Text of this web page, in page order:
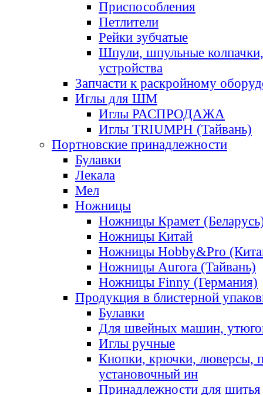
Приспособления
Петлители
Рейки зубчатые
Шпули, шпульные
устройства
Запчасти к раскройному
Иглы для ШМ
Иглы РАСПРОДАЖА
Иглы TRIUMPH (Тайвань)
Портновские принадлежности
Булавки
Лекала
Мел
Ножницы
Ножницы Крамет
Ножницы Китай
Ножницы Hobby&Pro
Ножницы Aurora (Тайвань)
Ножницы Finny (Германия)
Продукция в блистерной
Булавки
Для швейных машин,
Иглы ручные
Кнопки, крючки, люверсы,
установочный ин
Принадлежности для шитья